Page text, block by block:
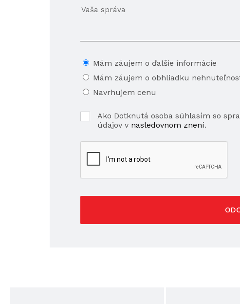
Mám záujem o ďalšie informácie
Mám záujem o obhliadku
Navrhujem cenu
Ako Dotknutá osoba súhlasím so
údajov v nasledovnom znení.